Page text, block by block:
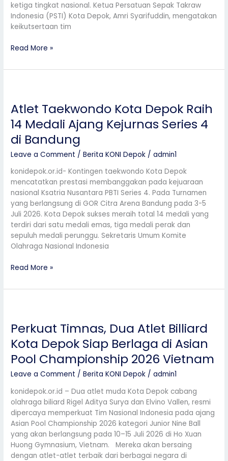
ketiga tingkat nasional. Ketua Persatuan Sepak Takraw
Indonesia (PSTI) Kota Depok, Amri Syarifuddin, mengatakan
keikutsertaan tim
Read More »
Atlet Taekwondo Kota Depok Raih
14 Medali Ajang Kejurnas Series 4
di Bandung
Leave a Comment /Berita KONI Depok /admin1
konidepok.or.id- Kontingen taekwondo Kota Depok
mencatatkan prestasi membanggakan pada kejuaraan
nasional Ksatria Nusantara PBTI Series 4. Pada Turnamen
yang berlangsung di GOR Citra Arena Bandung pada 3-5
Juli 2026. Kota Depok sukses meraih total 14 medali yang
terdiri dari satu medali emas, tiga medali perak dan
sepuluh medali perunggu. Sekretaris Umum Komite
Olahraga Nasional Indonesia
Kota
Raih
14
Ajang
Kejurnas
Series
4
di
Bandung
Read More »
Perkuat Timnas, Dua Atlet Billiard
Kota Depok Siap Berlaga di Asian
Pool Championship 2026 Vietnam
Leave a Comment /Berita KONI Depok /admin1
konidepok.or.id – Dua atlet muda Kota Depok cabang
olahraga biliard Rigel Aditya Surya dan Elvino Vallen, resmi
dipercaya memperkuat Tim Nasional Indonesia pada ajang
Asian Pool Championship 2026 kategori Junior Nine Ball
yang akan berlangsung pada 10–15 Juli 2026 di Ho Xuan
Huong Gymnasium, Vietnam. Mereka akan bersaing
dengan atlet-atlet terbaik dari berbagai negara di
Dua
Billiard
Kota
Depok
Siap
Berlaga
di
Asian
Pool
Championship
2026
Vietnam